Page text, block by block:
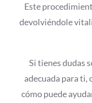
Este
devolviéndole
Si tienes dudas
adecuada para ti,
cómo puede